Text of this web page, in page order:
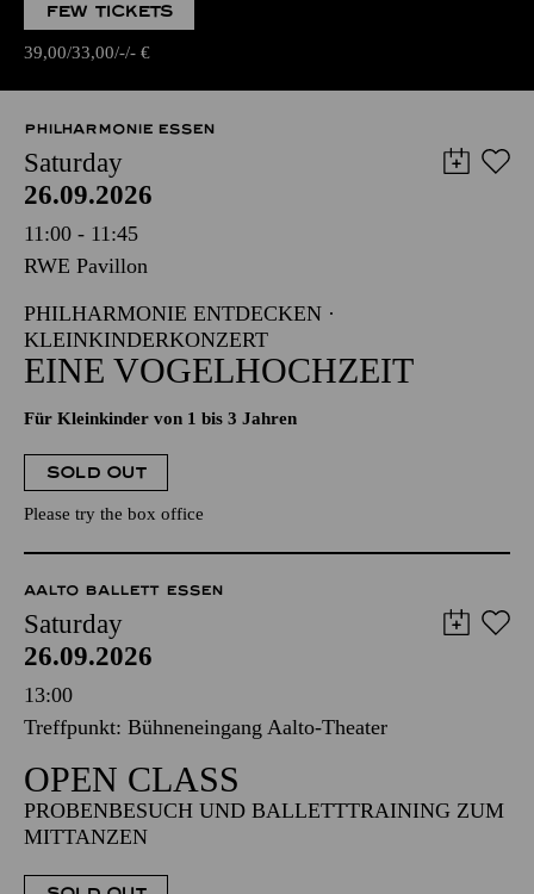
FEW TICKETS
39,00 33,00 - - €
PHILHARMONIE ESSEN
Saturday
26.09.2026
11:00 - 11:45
RWE Pavillon
PHILHARMONIE ENTDECKEN ·
KLEINKINDERKONZERT
EINE VOGELHOCHZEIT
Für Kleinkinder von 1 bis 3 Jahren
SOLD OUT
Please try the box office
AALTO BALLETT ESSEN
Saturday
26.09.2026
13:00
Treffpunkt: Bühneneingang Aalto-Theater
OPEN CLASS
PROBENBESUCH UND BALLETTTRAINING ZUM
MITTANZEN